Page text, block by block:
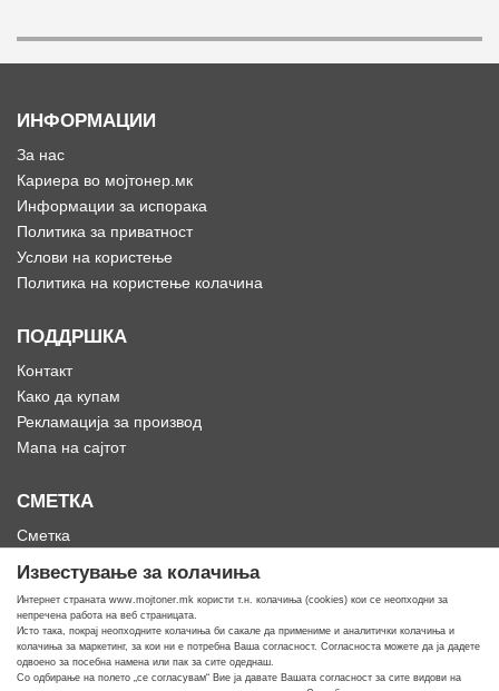
Известување за колачиња
Интернет страната www.mojtoner.mk користи т.н. колачиња (cookies) кои се неопходни за
непречена работа на веб страницата.
Исто така, покрај неопходните колачиња би сакале да примениме и аналитички колачиња и
колачиња за маркетинг, за кои ни е потребна Ваша согласност. Согласноста можете да ја дадете
одвоено за посебна намена или пак за сите одеднаш.
Со одбирање на полето „се согласувам“ Вие ја давате Вашата согласност за сите видови на
ИНФОРМАЦИИ
За нас
Кариера во мојтонер.мк
Информации за испорака
Политика за приватност
Услови на користење
Политика на користење колачина
ПОДДРШКА
Контакт
Како да купам
Рекламација за производ
Мапа на сајтот
СМЕТКА
Сметка
Омилени